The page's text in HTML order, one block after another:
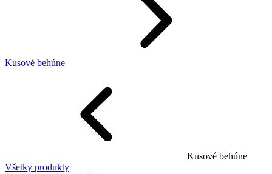
Kusové behúne
Kusové behúne
Všetky produkty